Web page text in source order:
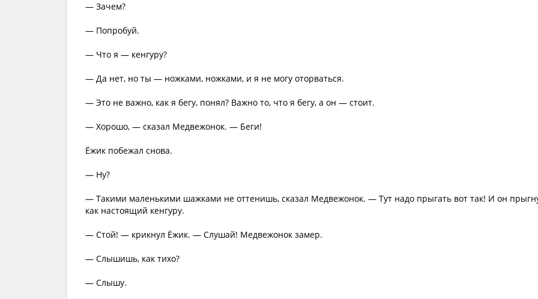
— Зачем?
— Попробуй.
— Что я — кенгуру?
— Да нет, но ты — ножками, ножками, и я не могу оторваться.
— Это не важно, как я бегу, понял? Важно то, что я бегу, а он — стоит.
— Хорошо, — сказал Медвежонок. — Беги!
Ёжик побежал снова.
— Ну?
— Такими маленькими шажками не оттенишь, сказал Медвежонок. — Тут надо прыгать вот так! И он
как настоящий кенгуру.
— Стой! — крикнул Ёжик. — Слушай! Медвежонок замер.
— Слышишь, как тихо?
— Слышу.